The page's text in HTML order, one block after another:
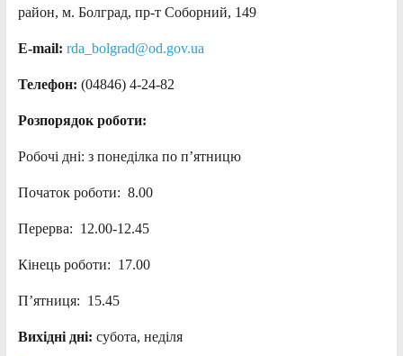
район, м. Болград, пр-т Соборний, 149
E-mail: rda_bolgrad@od.gov.ua
Телефон: (04846) 4-24-82
Розпорядок роботи:
Робочі дні: з понеділка по п’ятницю
Початок роботи: 8.00
Перерва: 12.00-12.45
Кінець роботи: 17.00
П’ятниця: 15.45
Вихідні дні: субота, неділя